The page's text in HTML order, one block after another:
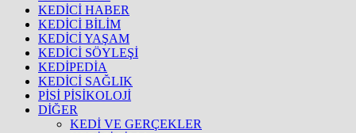
KEDİCİ HABER
KEDİCİ BİLİM
KEDİCİ YAŞAM
KEDİCİ SÖYLEŞİ
KEDİPEDİA
KEDİCİ SAĞLIK
PİSİ PİSİKOLOJİ
DİĞER
KEDİ VE GERÇEKLER